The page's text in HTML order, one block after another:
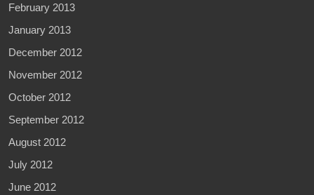
February 2013
January 2013
December 2012
November 2012
October 2012
September 2012
August 2012
July 2012
June 2012